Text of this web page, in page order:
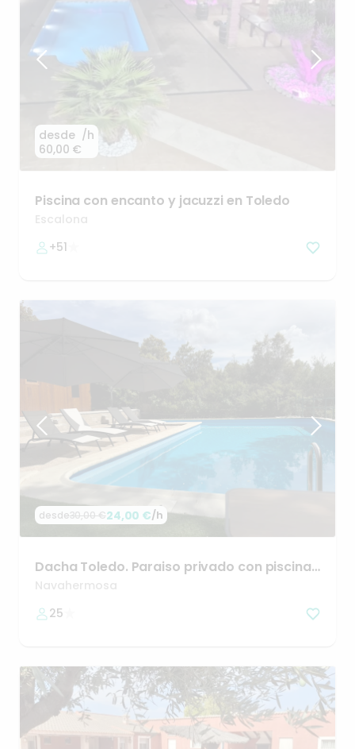
desde
60,00 €
/h
Piscina con encanto y jacuzzi en Toledo
Escalona
+51
desde30,00 €24,00 €/h
Dacha Toledo. Paraiso privado con piscina
🌴
Navahermosa
25